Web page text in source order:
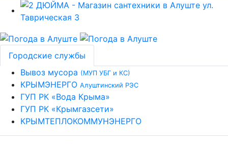
Городские службы
Вывоз мусора (МУП УБГ и КС)
КРЫМЭНЕРГО Алуштинский РЭС
ГУП РК «Вода Крыма»
ГУП РК «Крымгазсети»
КРЫМТЕПЛОКОММУНЭНЕРГО